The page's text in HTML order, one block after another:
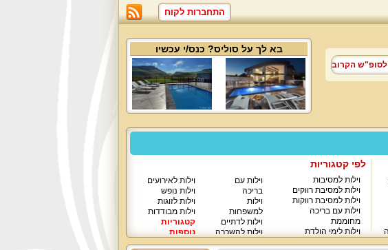
התחברות לקוח
בא לך על סוליס? כנס/י עכשיו
לסופ"ש הקרוב
לפי קטגוריות
וילות למסיבות
וילות למסיבת רווקים
וילות למסיבת רווקות
וילות עם בריכה
מחוממת
וילות לימי הולדת
וילות עם
בריכה
וילות
למשפחות
וילות לדתיים
וילות להשכרה
וילות יוקרתיות
וילות לאירועים
וילות נופש
וילות לזוגות
וילות מבודדות
קטגוריות
נוספות